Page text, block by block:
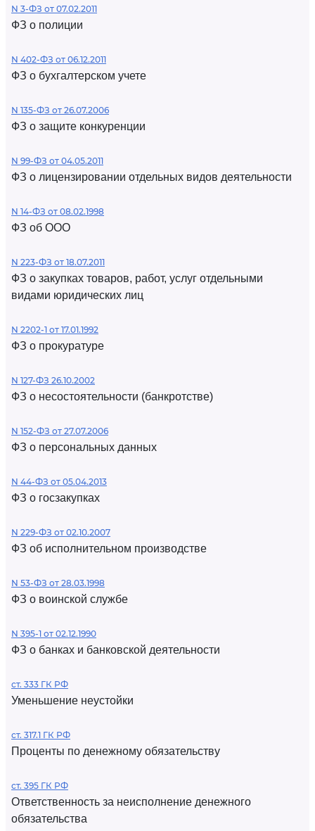
N 3-ФЗ от 07.02.2011
ФЗ о полиции
N 402-ФЗ от 06.12.2011
ФЗ о бухгалтерском учете
N 135-ФЗ от 26.07.2006
ФЗ о защите конкуренции
N 99-ФЗ от 04.05.2011
ФЗ о лицензировании отдельных видов деятельности
N 14-ФЗ от 08.02.1998
ФЗ об ООО
N 223-ФЗ от 18.07.2011
ФЗ о закупках товаров, работ, услуг отдельными
видами юридических лиц
N 2202-1 от 17.01.1992
ФЗ о прокуратуре
N 127-ФЗ 26.10.2002
ФЗ о несостоятельности (банкротстве)
N 152-ФЗ от 27.07.2006
ФЗ о персональных данных
N 44-ФЗ от 05.04.2013
ФЗ о госзакупках
N 229-ФЗ от 02.10.2007
ФЗ об исполнительном производстве
N 53-ФЗ от 28.03.1998
ФЗ о воинской службе
N 395-1 от 02.12.1990
ФЗ о банках и банковской деятельности
ст. 333 ГК РФ
Уменьшение неустойки
ст. 317.1 ГК РФ
Проценты по денежному обязательству
ст. 395 ГК РФ
Ответственность за неисполнение денежного
обязательства